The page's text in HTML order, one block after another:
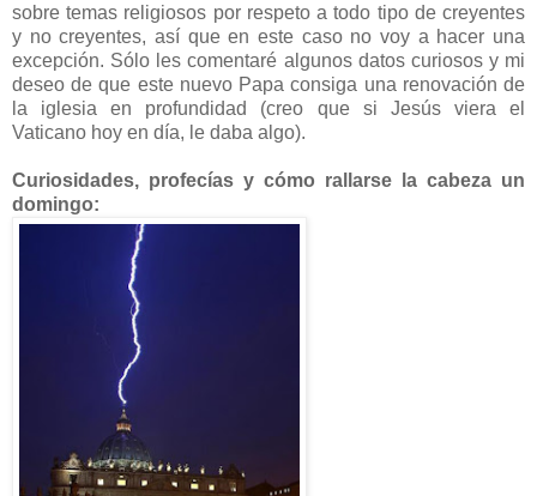
sobre temas religiosos por respeto a todo tipo de creyentes
y no creyentes, así que en este caso no voy a hacer una
excepción. Sólo les comentaré algunos datos curiosos y mi
deseo de que este nuevo Papa consiga una renovación de
la iglesia en profundidad (creo que si Jesús viera el
Vaticano hoy en día, le daba algo).
Curiosidades, profecías y cómo rallarse la cabeza un
domingo: